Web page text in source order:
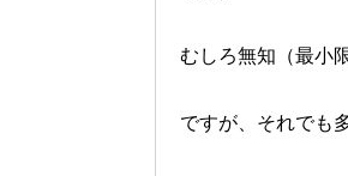
むしろ無知（最小
ですが、それでも